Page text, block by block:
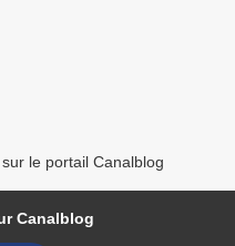
le portail Canalblog
Canalblog